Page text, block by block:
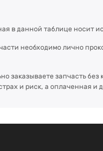
в данной таблице носит
необходимо лично
заказываете запчасть
и риск, а оплаченная и